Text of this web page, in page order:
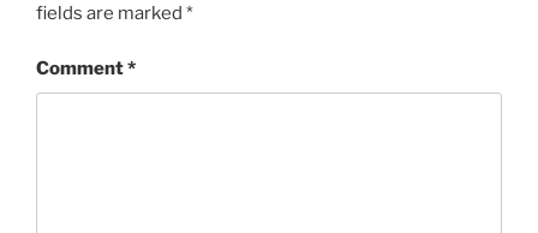
fields are marked *
Comment*